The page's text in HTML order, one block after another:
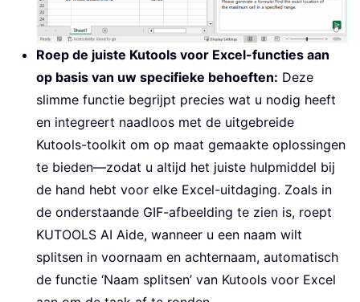
Roep de juiste Kutools voor Excel-functies aan
op basis van uw specifieke behoeften: Deze
slimme functie begrijpt precies wat u nodig heeft
en integreert naadloos met de uitgebreide
Kutools-toolkit om op maat gemaakte oplossingen
te bieden—zodat u altijd het juiste hulpmiddel bij
de hand hebt voor elke Excel-uitdaging. Zoals in
de onderstaande GIF-afbeelding te zien is, roept
KUTOOLS AI Aide, wanneer u een naam wilt
splitsen in voornaam en achternaam, automatisch
de functie ‘Naam splitsen’ van Kutools voor Excel